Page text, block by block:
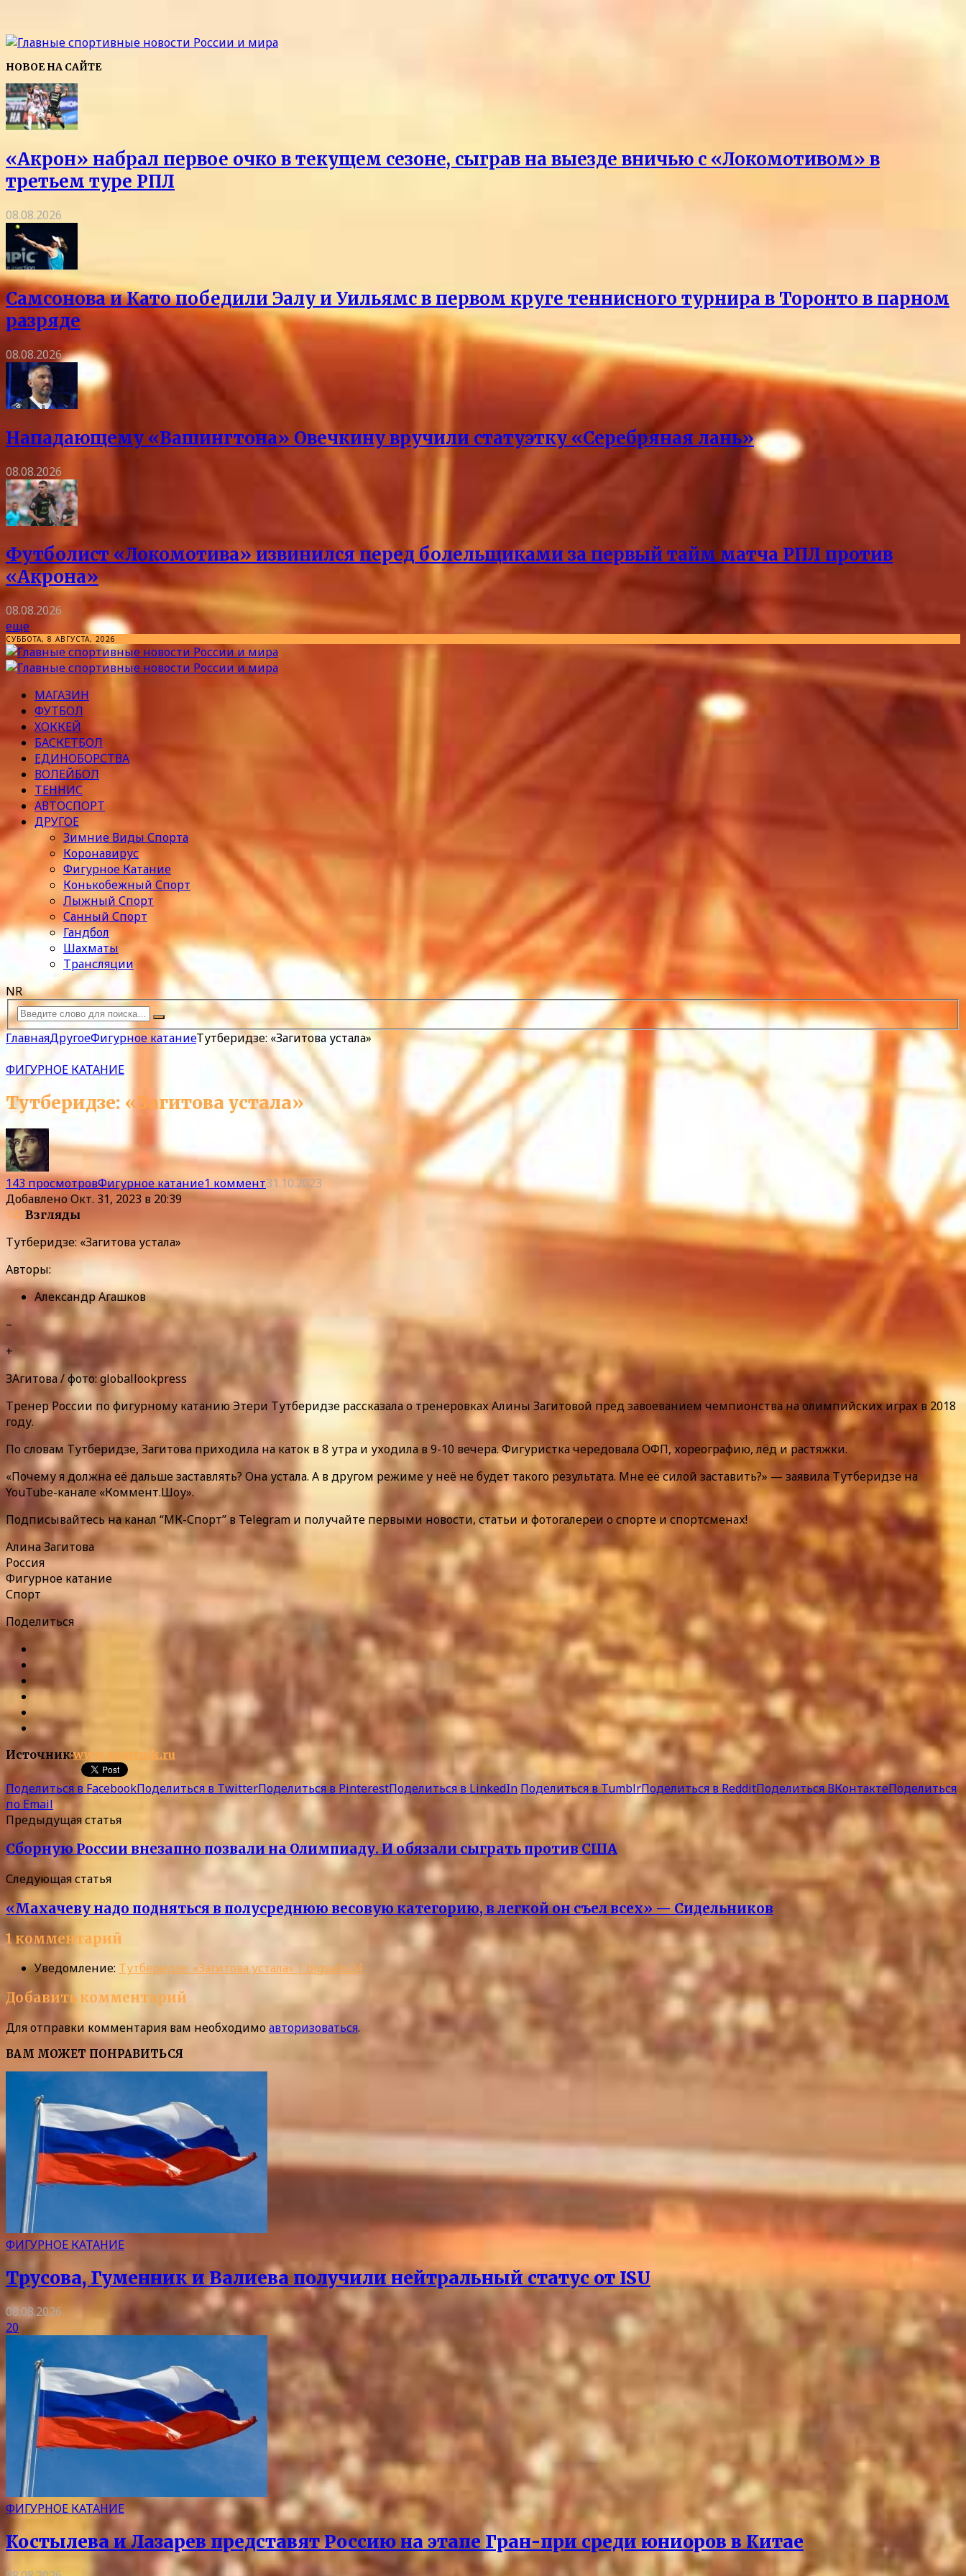
НОВОЕ НА САЙТЕ
«Акрон» набрал первое очко в текущем сезоне, сыграв на выезде вничью с «Локомотивом» в
третьем туре РПЛ
08.08.2026
Самсонова и Като победили Эалу и Уильямс в первом круге теннисного турнира в Торонто в парном
разряде
08.08.2026
Нападающему «Вашингтона» Овечкину вручили статуэтку «Серебряная лань»
08.08.2026
Футболист «Локомотива» извинился перед болельщиками за первый тайм матча РПЛ против
«Акрона»
08.08.2026
еще
СУББОТА, 8 АВГУСТА, 2026
МАГАЗИН
ФУТБОЛ
ХОККЕЙ
БАСКЕТБОЛ
ЕДИНОБОРСТВА
ВОЛЕЙБОЛ
ТЕННИС
АВТОСПОРТ
ДРУГОЕ
Зимние Виды Спорта
Коронавирус
Фигурное Катание
Конькобежный Спорт
Лыжный Спорт
Санный Спорт
Гандбол
Шахматы
Трансляции
NR
ГлавнаяДругоеФигурное катаниеТутберидзе: «Загитова устала»
ФИГУРНОЕ КАТАНИЕ
Тутберидзе: «Загитова устала»
143 просмотровФигурное катание1 коммент31.10.2023
ДобавленоОкт. 31, 2023 в 20:39
143Взгляды
Тутберидзе: «Загитова устала»
Авторы:
Александр Агашков
–
+
ЗАгитова / фото: globallookpress
Тренер России по фигурному катанию Этери Тутберидзе рассказала о тренеровках Алины Загитовой пред завоеванием чемпионства на олимпийских играх в 2018
году.
По словам Тутберидзе, Загитова приходила на каток в 8 утра и уходила в 9-10 вечера. Фигуристка чередовала ОФП, хореографию, лёд и растяжки.
«Почему я должна её дальше заставлять? Она устала. А в другом режиме у неё не будет такого результата. Мне её силой заставить?» — заявила Тутберидзе на
YouTube-канале «Коммент.Шоу».
Подписывайтесь на канал “МК-Спорт” в Telegram и получайте первыми новости, статьи и фотогалереи о спорте и спортсменах!
Алина Загитова
Россия
Фигурное катание
Спорт
Поделиться
Источник:www.sportmk.ru
Поделиться в FacebookПоделиться в TwitterПоделиться в PinterestПоделиться в LinkedIn Поделиться в TumblrПоделиться в RedditПоделиться ВКонтактеПоделиться
по Email
Предыдущая статья
Сборную России внезапно позвали на Олимпиаду. И обязали сыграть против США
Следующая статья
«Махачеву надо подняться в полусреднюю весовую категорию, в легкой он съел всех» — Сидельников
1 комментарий
Уведомление: Тутберидзе: «Загитова устала» | bigsalle24
Добавить комментарий
Для отправки комментария вам необходимоавторизоваться.
ВАМ МОЖЕТ ПОНРАВИТЬСЯ
ФИГУРНОЕ КАТАНИЕ
Трусова, Гуменник и Валиева получили нейтральный статус от ISU
08.08.2026
20
ФИГУРНОЕ КАТАНИЕ
Костылева и Лазарев представят Россию на этапе Гран-при среди юниоров в Китае